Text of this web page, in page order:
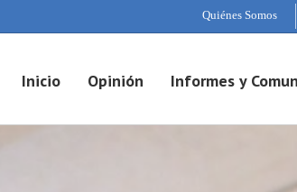
Quiénes Somos
Inicio Opinión Informes y